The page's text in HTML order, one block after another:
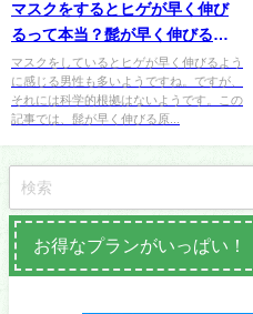
マスクをするとヒゲが早く伸び
るって本当？髭が早く伸びる原
因・理由
マスクをしているとヒゲが早く伸びるよう
に感じる男性も多いようですね。ですが、
それには科学的根拠はないようです。この
記事では、髭が早く伸びる原...
お得なプランがいっぱい！